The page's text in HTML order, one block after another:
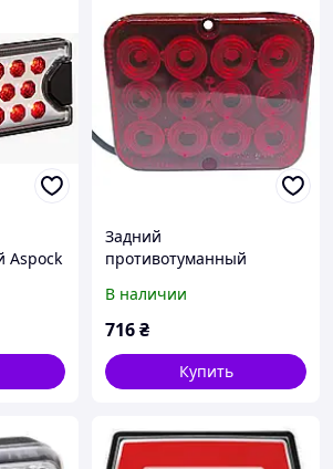
Aspock
Задний
противотуманный
В наличии
716₴
Купить